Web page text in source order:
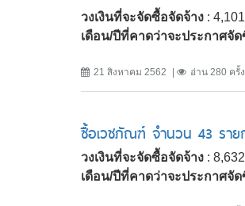
วงเงินที่จะจัดซื้อจัดจ้าง :
เดือน/ปีที่คาดว่าจะประกาศจั
21 สิงหาคม 2562 อ่าน 280 ครั้ง
ซื้อเวชภัณฑ์ จำนวน 43 ราย
วงเงินที่จะจัดซื้อจัดจ้าง :
เดือน/ปีที่คาดว่าจะประกาศจั